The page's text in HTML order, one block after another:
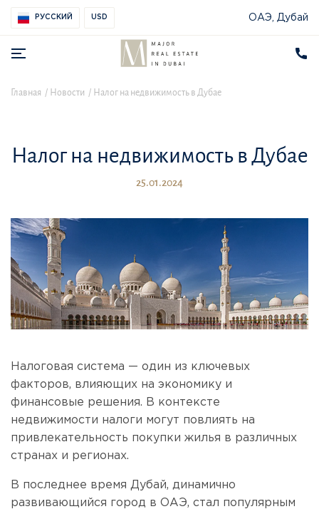
РУССКИЙ USD ОАЭ, Дубай
Главная Новости Налог на недвижимость в Дубае
Налог на недвижимость в Дубае
25.01.2024
Налоговая система — один из ключевых
факторов, влияющих на экономику и
финансовые решения. В контексте
недвижимости налоги могут повлиять на
привлекательность покупки жилья в различных
странах и регионах.
В последнее время Дубай, динамично
развивающийся город в ОАЭ, стал популярным